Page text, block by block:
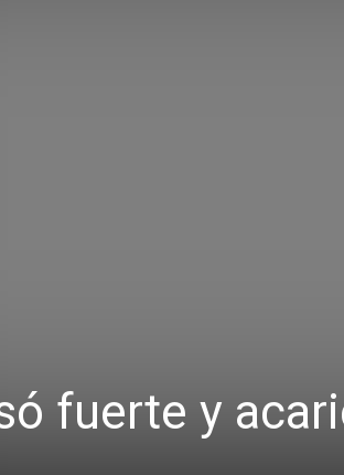
fuerte y